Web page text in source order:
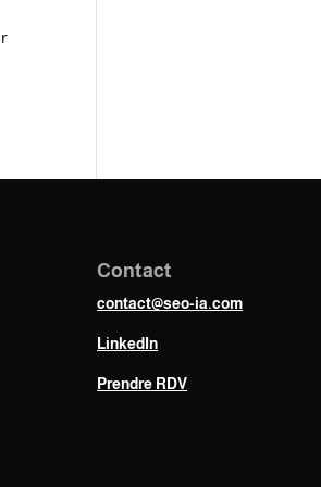
Contact
contact@seo-ia.com
LinkedIn
Prendre RDV